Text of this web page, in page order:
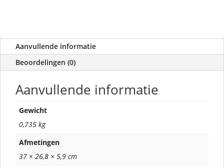
Aanvullende informatie
Beoordelingen (0)
Aanvullende informatie
Gewicht
0,735 kg
Afmetingen
37 × 26,8 × 5,9 cm